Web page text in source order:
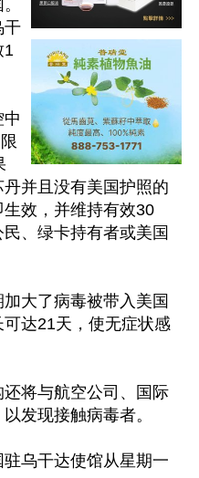
干
1
并且没有美国护照的
效，并维持有效30
、绿卡持有者或美国
大了病毒被带入美国
达21天，使无症状感
将与航空公司、国际
发现接触病毒者。
乌干达使馆从星期一